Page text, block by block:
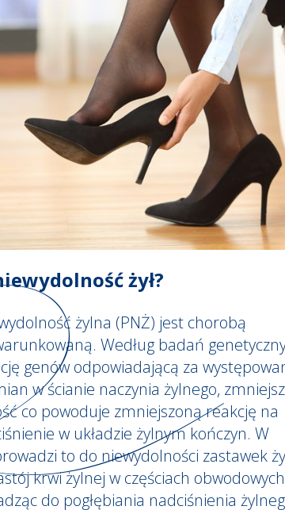
żył?
żylna (PNŻ) jest chorobą
Według badań
genów odpowiadającą za
w ścianie naczynia żylnego,
co powoduje zmniejszoną reakcję na
w układzie żylnym kończyn. W
to do niewydolności zastawek
krwi żylnej w częściach obwodowych
do pogłębiania nadciśnienia